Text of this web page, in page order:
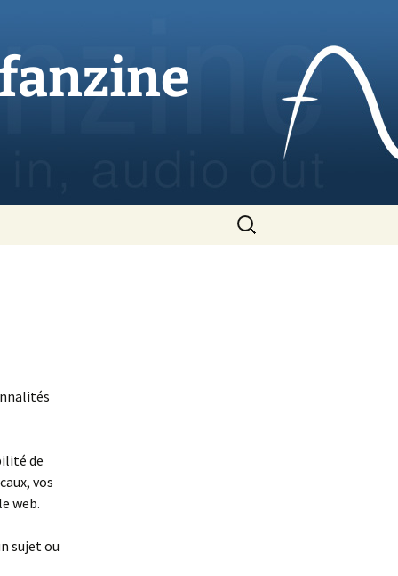
Rechercher :
de
vos
web.
sujet ou